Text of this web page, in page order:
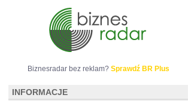
Biznesradar bez reklam? Sprawdź BR Plus
INFORMACJE